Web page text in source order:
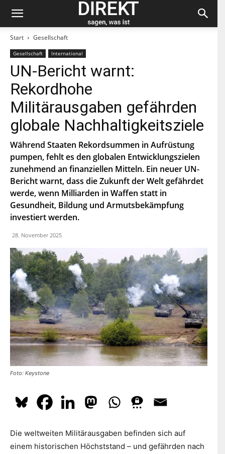
Start Gesellschaft
Gesellschaft International
UN-Bericht warnt:
Rekordhohe
Militärausgaben gefährden
globale Nachhaltigkeitsziele
Während Staaten Rekordsummen in Aufrüstung
pumpen, fehlt es den globalen Entwicklungszielen
zunehmend an finanziellen Mitteln. Ein neuer UN-
Bericht warnt, dass die Zukunft der Welt gefährdet
werde, wenn Milliarden in Waffen statt in
Gesundheit, Bildung und Armutsbekämpfung
investiert werden.
28. November 2025
Foto: Keystone
Die weltweiten Militärausgaben befinden sich auf
einem historischen Höchststand – und gefährden nach
Bleiben Sie auf dem neuesten Stand und
abonnieren Sie unseren «direkt»-Newsletter.
o
r
n
a
e
N
a
c
n
a
e
E
M
a
l
*
P
L
Z
Indem Du Dich zum Newsletter einschreibst, stimmst Du
zu, dass die SP Dich auf dem Laufenden halten darf. Mehr
ABONNIEREN